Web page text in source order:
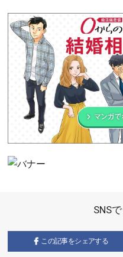
SNS
この記事をシェアする